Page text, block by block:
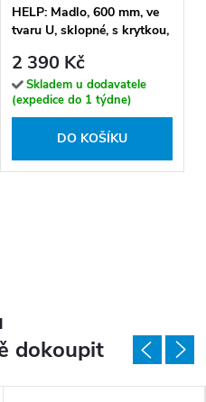
HELP: Madlo, 600 mm, ve
tvaru U, sklopné, s krytkou,
2 390 Kč
Skladem u dodavatele
(expedice do 1 týdne)
DO KOŠÍKU
dokoupit